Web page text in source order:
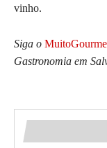
vinho.
Siga o
Gastronomia em